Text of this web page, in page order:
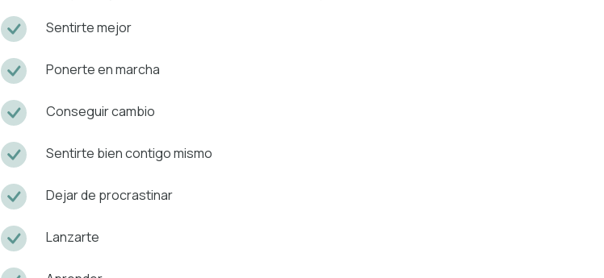
Sentirte mejor
Ponerte en marcha
Conseguir cambio
Sentirte bien contigo mismo
Dejar de procrastinar
Lanzarte